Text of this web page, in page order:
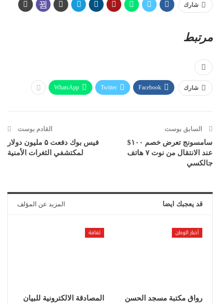
شارك
مرتبط
شارك Facebook
Twitter
WhatsApp
السابق بوست
سامسونج تعرض خصم ۱۰۰$
عند الانتقال من نوت ۷ هاتف
جالكسي
القادم بوست
فيس بوك دفعت ۵ مليون دولار
لمكتشفي الثغرات الأمنية
قد يعجبك ايضا المزيد عن المؤلف
أخبار الوطن
رواق مكتبة مسجد الحسن
ثقافة
المصادقة الالكترونية للبيان